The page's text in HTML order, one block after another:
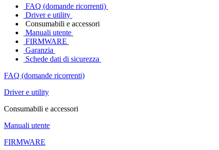
FAQ (domande ricorrenti)
Driver e utility
Consumabili e accessori
Manuali utente
FIRMWARE
Garanzia
Schede dati di sicurezza
FAQ (domande ricorrenti)
Driver e utility
Consumabili e accessori
Manuali utente
FIRMWARE